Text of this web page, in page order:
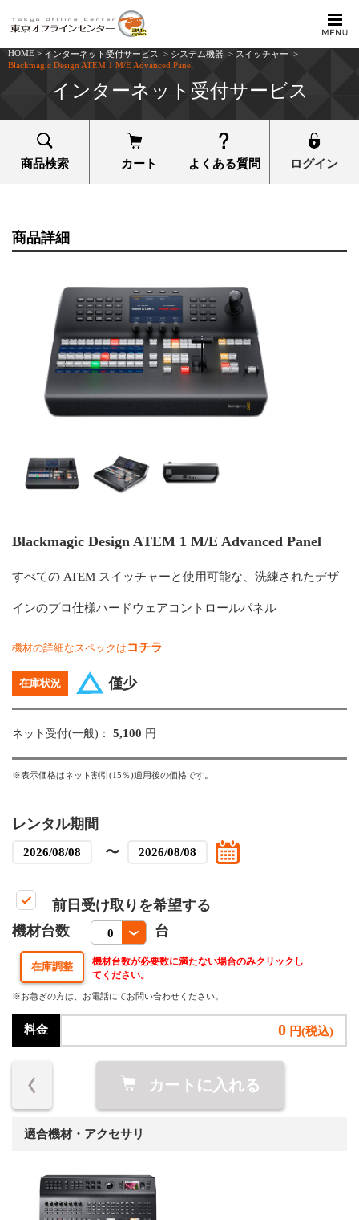
HOME > インターネット受付サービス > システム機器 > スイッチャー >
Blackmagic Design ATEM 1 M/E Advanced Panel
インターネット受付サービス
商品検索 カート よくある質問 ログイン
商品詳細
Blackmagic Design ATEM 1 M/E Advanced Panel
すべての ATEM スイッチャーと使用可能な、洗練されたデザ
インのプロ仕様ハードウェアコントロールパネル
機材の詳細なスペックは コチラ
在庫状況 僅少
ネット受付(一般)： 5,100 円
※表示価格はネット割引(15％)適用後の価格です。
レンタル期間
〜
前日受け取りを希望する
機材台数
台
機材台数が必要数に満たない場合のみクリックし
てください。
※お急ぎの方は、お電話にてお問い合わせください。
料金 0 円(税込)
カートに入れる
適合機材・アクセサリ